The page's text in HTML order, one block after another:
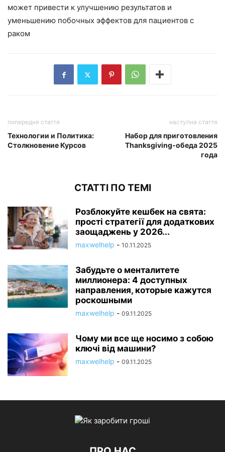
может привести к улучшению результатов и
уменьшению побочных эффектов для пациентов с
раком
попередня стаття
Технологии и Политика:
Столкновение Курсов
наступна стаття
Набор для приготовления
Thanksgiving-обеда 2025
года
СТАТТІ ПО ТЕМІ
Розблокуйте кешбек на свята:
прості стратегії для додаткових
заощаджень у 2026...
maxwelhelp - 10.11.2025
Забудьте о менталитете
миллионера: 4 доступных
направления, которые кажутся
роскошными
maxwelhelp - 09.11.2025
Чому ми все ще носимо з собою
ключі від машини?
maxwelhelp - 09.11.2025